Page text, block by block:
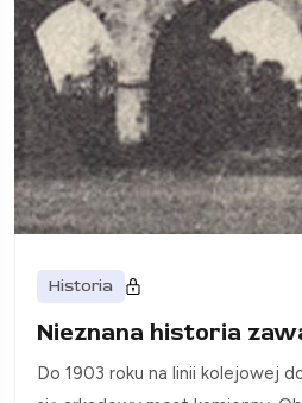
Historia
Nieznana historia
Do 1903 roku na linii kolejowej